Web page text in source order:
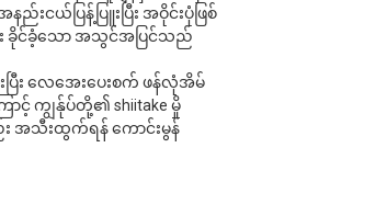
းငယ်ပြန့်ပြူးပြီး အဝိုင်းပုံဖြစ်
း ခိုင်ခံ့သော အသွင်အပြင်သည်
ပြီး လေအေးပေးစက် ဖန်လုံအိမ်
ာင့် ကျွန်ုပ်တို့၏ shiitake မှို
အသီးထွက်ရန် ကောင်းမွန်